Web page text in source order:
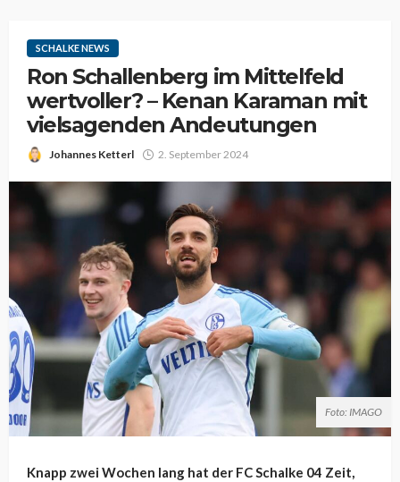
SCHALKE NEWS
Ron Schallenberg im Mittelfeld
wertvoller? – Kenan Karaman mit
vielsagenden Andeutungen
Johannes Ketterl 2. September 2024
Foto: IMAGO
Knapp zwei Wochen lang hat der FC Schalke 04 Zeit,